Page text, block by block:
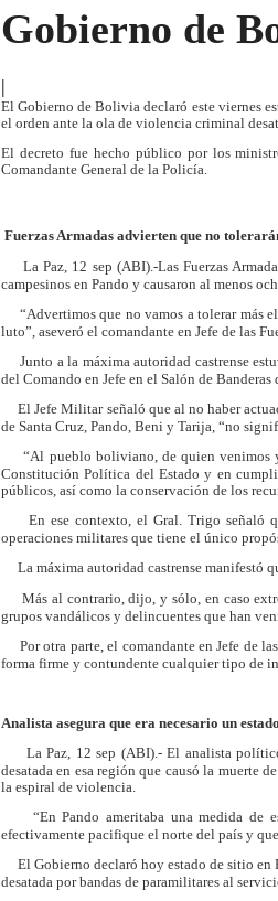
Gobierno de
|
El Gobierno de Bolivia declaró este viernes
el orden ante la ola de violencia criminal
El decreto fue hecho público por los
Comandante General de la Policía.
Fuerzas Armadas advierten que no
La Paz, 12 sep (ABI).-Las Fuerzas
campesinos en Pando y causaron al menos
“Advertimos que no vamos a tolerar más
luto”, aseveró el comandante en Jefe de las
Junto a la máxima autoridad castrense
del Comando en Jefe en el Salón de
El Jefe Militar señaló que al no haber
de Santa Cruz, Pando, Beni y Tarija, “no
“Al pueblo boliviano, de quien venimos y
Constitución Política del Estado y en
públicos, así como la conservación de los
En ese contexto, el Gral. Trigo señaló
operaciones militares que tiene el único
La máxima autoridad castrense manifestó
Más al contrario, dijo, y sólo, en caso
grupos vandálicos y delincuentes que han
Por otra parte, el comandante en Jefe de
forma firme y contundente cualquier tipo de
Analista asegura que era necesario un
La Paz, 12 sep (ABI).- El analista
desatada en esa región que causó la muerte
la espiral de violencia.
“En Pando ameritaba una medida de
efectivamente pacifique el norte del país y
El Gobierno declaró hoy estado de sitio en
desatada por bandas de paramilitares al